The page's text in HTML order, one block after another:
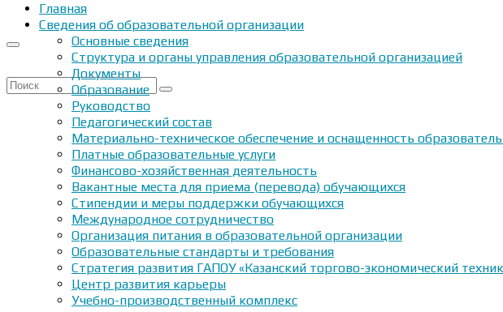
Искать:
Главная
Сведения об образовательной организации
Основные сведения
Структура и органы управления образовательной организацией
Документы
Образование
Руководство
Педагогический состав
Материально-техническое обеспечение и оснащенность
Платные образовательные услуги
Финансово-хозяйственная деятельность
Вакантные места для приема (перевода) обучающихся
Стипендии и меры поддержки обучающихся
Международное сотрудничество
Организация питания в образовательной организации
Образовательные стандарты и требования
Стратегия развития ГАПОУ «Казанский торгово-экономический
Центр развития карьеры
Учебно-производственный комплекс